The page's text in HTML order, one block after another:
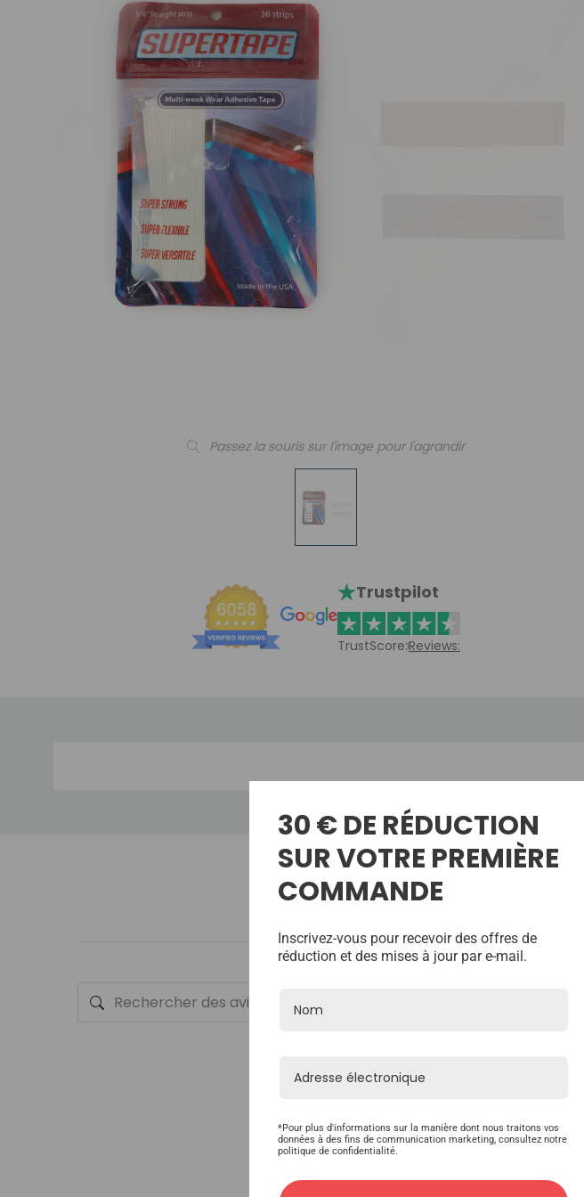
Passez la souris sur l'image pour l'agrandir
Trustpilot
TrustScore:Reviews:
30 € DE RÉDUCTION
SUR VOTRE PREMIÈRE
COMMANDE
Inscrivez-vous pour recevoir des offres de
réduction et des mises à jour par e-mail.
*Pour plus d'informations sur la manière dont nous traitons vos
données à des fins de communication marketing, consultez notre
politique de confidentialité.